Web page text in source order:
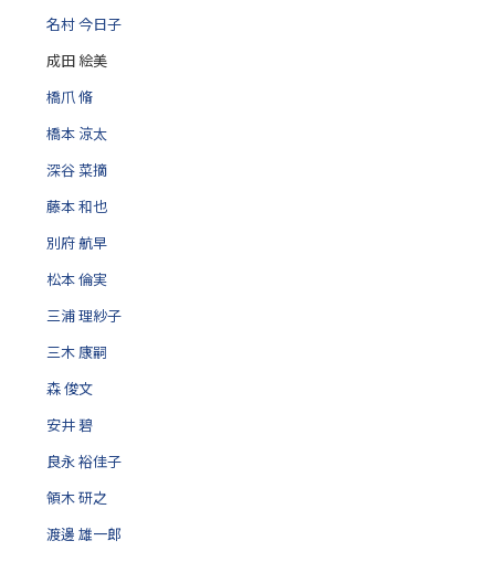
名村 今日子
成田 絵美
橋爪 脩
橋本 涼太
深谷 菜摘
藤本 和也
別府 航早
松本 倫実
三浦 理紗子
三木 康嗣
森 俊文
安井 碧
良永 裕佳子
領木 研之
渡邊 雄一郎